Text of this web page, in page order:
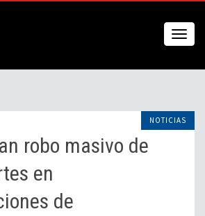
NOTICIAS
robo masivo de
en
de